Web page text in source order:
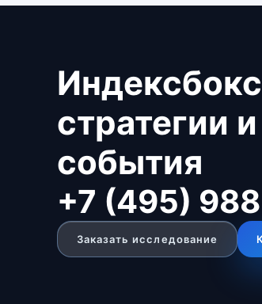
стратегии
события
+7 (495)
Заказать исследование